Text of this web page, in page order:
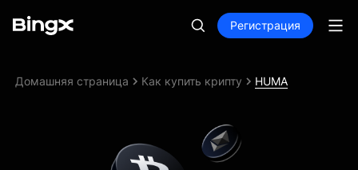
Регистрация
Домашняя страница Как купить крипту HUMA